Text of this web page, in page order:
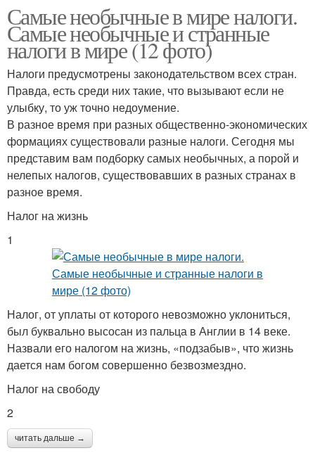
Самые необычные в мире налоги.
Самые необычные и странные
налоги в мире (12 фото)
Налоги предусмотрены законодательством всех стран.
Правда, есть среди них такие, что вызывают если не
улыбку, то уж точно недоумение.
В разное время при разных общественно-экономических
формациях существовали разные налоги. Сегодня мы
представим вам подборку самых необычных, а порой и
нелепых налогов, существовавших в разных странах в
разное время.
Налог на жизнь
1
Налог, от уплаты от которого невозможно уклониться,
был буквально высосан из пальца в Англии в 14 веке.
Назвали его налогом на жизнь, «подзабыв», что жизнь
дается нам богом совершенно безвозмездно.
Налог на свободу
2
читать дальше →